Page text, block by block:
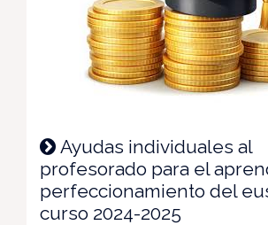
Ayudas individuales al
profesorado para el
perfeccionamiento del
curso 2024-2025